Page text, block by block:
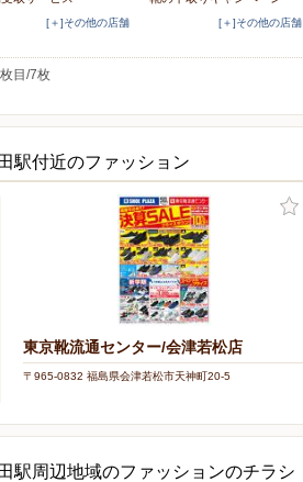
[＋]その他の店舗 [＋]その他の店舗
目/7枚
駅付近のファッション
東京靴流通センター/会津若松店
〒965-0832 福島県会津若松市天神町20-5
駅周辺地域のファッションのチラシ